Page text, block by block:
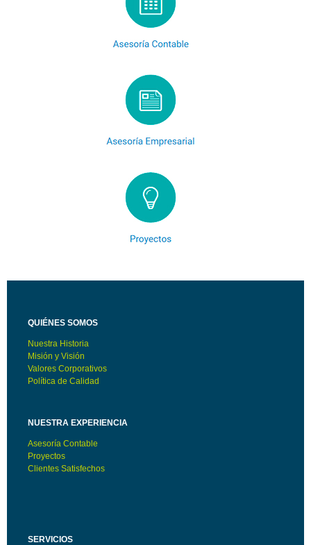
QUIÉNES SOMOS
Nuestra Historia
Misión y Visión
Valores Corporativos
Política de Calidad
NUESTRA EXPERIENCIA
Asesoría Contable
Proyectos
Clientes Satisfechos
SERVICIOS